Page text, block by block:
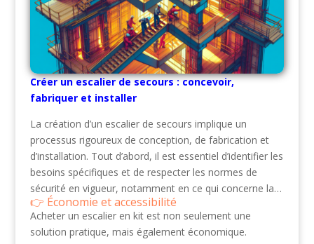
Créer un escalier de secours : concevoir,
fabriquer et installer
La création d’un escalier de secours implique un
processus rigoureux de conception, de fabrication et
d’installation. Tout d’abord, il est essentiel d’identifier les
besoins spécifiques et de respecter les normes de
sécurité en vigueur, notamment en ce qui concerne la…
Économie et accessibilité
Acheter un escalier en kit est non seulement une
solution pratique, mais également économique.